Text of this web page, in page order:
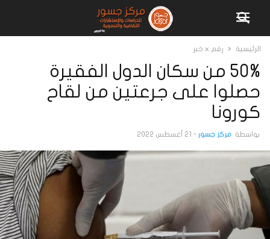
الرئيسية رقم x خبر
50% من سكان الدول الفقيرة
حصلوا على جرعتين من لقاح
كورونا
بواسطة مركز جسور - 21 أغسطس 2022